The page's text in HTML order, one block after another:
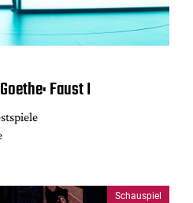
Faust I
Schauspiel